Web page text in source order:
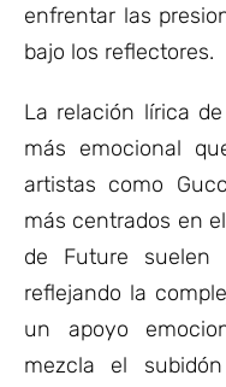
enfrentar las
bajo los reflectores.
La relación lírica
más emocional
artistas como
más centrados en
de Future
reflejando la
un apoyo
mezcla el